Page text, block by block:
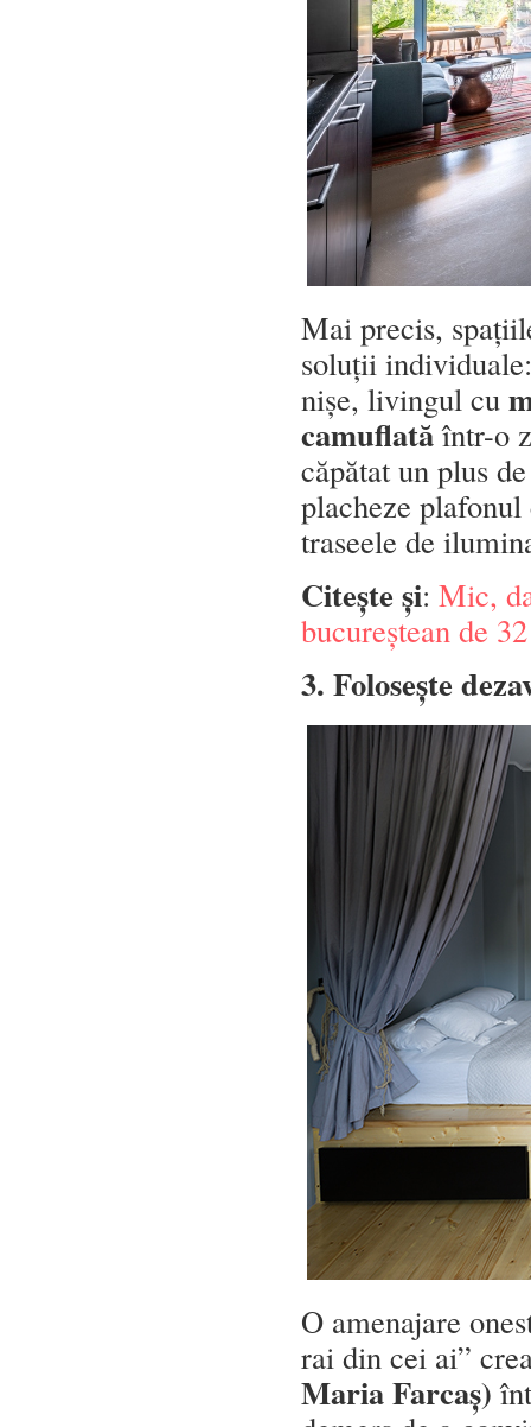
Mai precis,
soluții
nișe, livingul cu
camuflatăîntr-o
căpătat un plus
placheze
traseele de
Citește și: Mic,
bucureștean de
3. Folosește
O amenajare
rai din cei ai”
Maria Farcaș)